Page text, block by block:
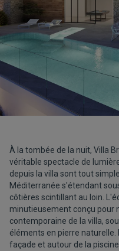
À la tombée de la nuit, Villa
véritable spectacle de
depuis la villa sont tout
Méditerranée s'étendant
côtières scintillant au loin.
minutieusement conçu pour
contemporaine de la villa,
éléments en pierre naturelle.
façade et autour de la